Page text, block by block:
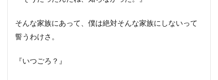
そんな家族にあって、僕は絶対そんな家族にしないって
誓うわけさ。
『いつごろ？』